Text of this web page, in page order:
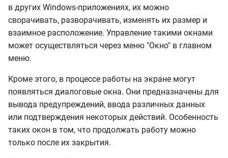
Удаление элементов
структуры
Восстановление из
корзины
Объединение
нескольких объектов
Поиск смет/объектов
Сравнение смет
в других Windows-приложениях, их можно
сворачивать, разворачивать, изменять их размер и
взаимное расположение. Управление такими окнами
может осуществляться через меню "Окно" в главном
меню.
Кроме этого, в процессе работы на экране могут
появляться диалоговые окна. Они предназначены для
вывода предупреждений, ввода различных данных
или подтверждения некоторых действий. Особенность
таких окон в том, что продолжать работу можно
только после их закрытия.